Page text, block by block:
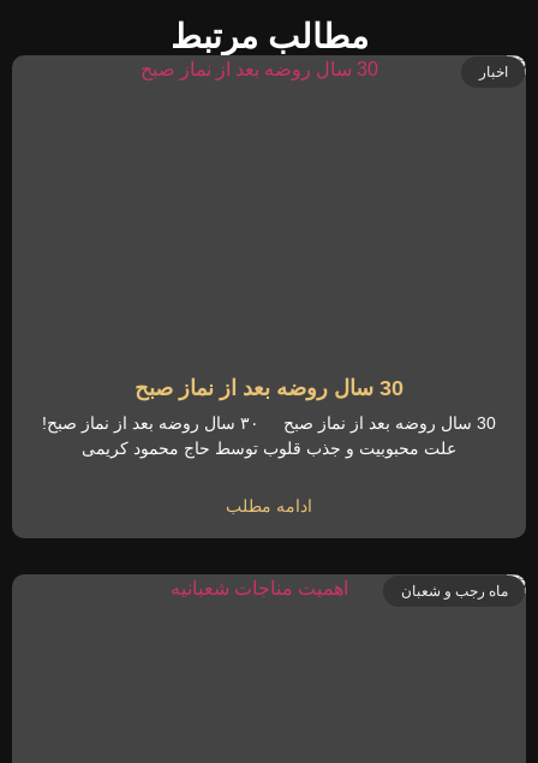
مطالب مرتبط
اخبار
30 سال روضه بعد از نماز صبح
30 سال روضه بعد از نماز صبح ۳۰ سال روضه بعد از نماز صبح!
علت محبوبیت و جذب قلوب توسط حاج محمود کریمی
ادامه مطلب
ماه رجب و شعبان